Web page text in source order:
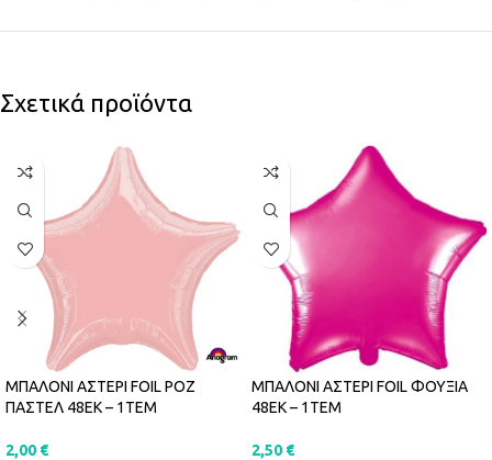
Σχετικά προϊόντα
ΜΠΑΛΟΝΙ ΑΣΤΕΡΙ FOIL ΡΟΖ
ΠΑΣΤΕΛ 48ΕΚ – 1ΤΕΜ
2,00 €
ΜΠΑΛΟΝΙ ΑΣΤΕΡΙ FOIL ΦΟΥΞΙΑ
48ΕΚ – 1ΤΕΜ
2,50 €